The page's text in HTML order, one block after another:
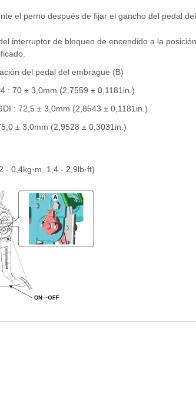
el perno después de fijar el gancho del pedal
interruptor de bloqueo de encendido a la
del pedal del embrague (B)
: 70 ± 3,0mm (2,7559 ± 0,1181in.)
: 72,5 ± 3,0mm (2,8543 ± 0,1181in.)
± 3,0mm (2,9528 ± 0,3031in.)
- 0,4kg·m, 1,4 - 2,9lb·ft)